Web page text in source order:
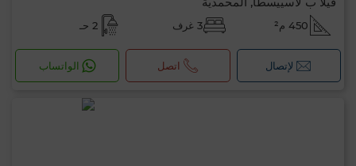
450 م² 3 غرف 2 حـ
لإتصال اتصل الواتساب